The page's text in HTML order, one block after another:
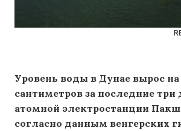
Уровень воды в Дунае вырос на
сантиметров за последние три
атомной электростанции Пакш
согласно данным венгерских